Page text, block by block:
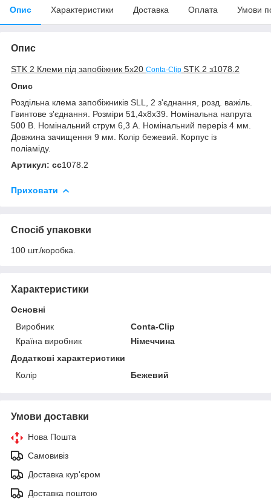
Опис Характеристики Доставка Оплата Умови
Опис
STK 2 Клеми під запобіжник 5х20 Conta-Clip STK 2 з1078.2
Опис
Роздільна клема запобіжників SLL, 2 з'єднання, розд. важіль.
Гвинтове з'єднання. Розміри 51,4х8х39. Номінальна напруга
500 В. Номінальний струм 6,3 А. Номінальний переріз 4 мм.
Довжина зачищення 9 мм. Колір бежевий. Корпус із
поліаміду.
Артикул: сс1078.2
Приховати
Спосіб упаковки
100 шт./коробка.
Характеристики
Основні
Виробник
Conta-Clip
Країна виробник
Німеччина
Додаткові характеристики
Колір
Бежевий
Умови доставки
Нова Пошта
Самовивіз
Доставка кур'єром
Доставка поштою